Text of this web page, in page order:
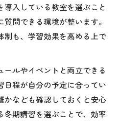
入している教室を選ぶこと
問できる環境が整います。
制も、学習効果を高める上で
ールやイベントと両立できる
日程が自分の予定に合ってい
かなども確認しておくと安心
冬期講習を選ぶことで、効率